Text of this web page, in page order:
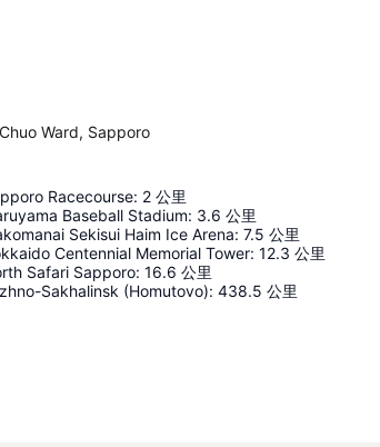
Ward, Sapporo
Racecourse: 2 公里
Baseball Stadium: 3.6 公里
Sekisui Haim Ice Arena: 7.5 公里
Centennial Memorial Tower: 12.3 公里
Safari Sapporo: 16.6 公里
Sakhalinsk (Homutovo): 438.5 公里